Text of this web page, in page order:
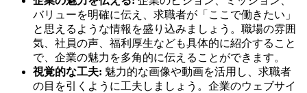
バリューを明確に伝え、求職者が「ここで働きたい」
と思えるような情報を盛り込みましょう。職場の雰囲
気、社員の声、福利厚生なども具体的に紹介すること
で、企業の魅力を多角的に伝えることができます。
視覚的な工夫: 魅力的な画像や動画を活用し、求職者
の目を引くように工夫しましょう。企業のウェブサイ